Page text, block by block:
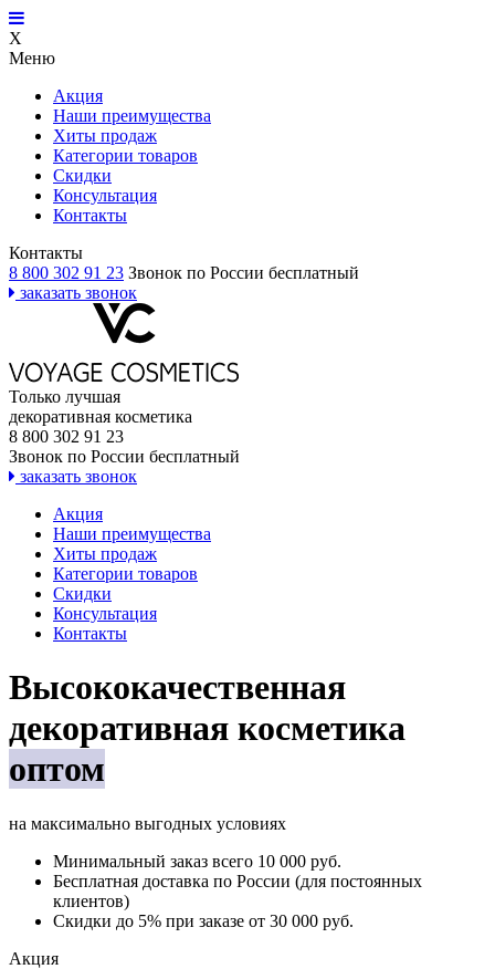
X
Меню
Акция
Наши преимущества
Хиты продаж
Категории товаров
Скидки
Консультация
Контакты
Контакты
8 800 302 91 23 Звонок по России бесплатный
заказать звонок
Только лучшая
декоративная косметика
8 800 302 91 23
Звонок по России бесплатный
заказать звонок
Акция
Наши преимущества
Хиты продаж
Категории товаров
Скидки
Консультация
Контакты
Высококачественная
декоративная косметика
оптом
на максимально выгодных условиях
Минимальный заказ всего 10 000 руб.
Бесплатная доставка по России (для постоянных
клиентов)
Скидки до 5% при заказе от 30 000 руб.
Акция